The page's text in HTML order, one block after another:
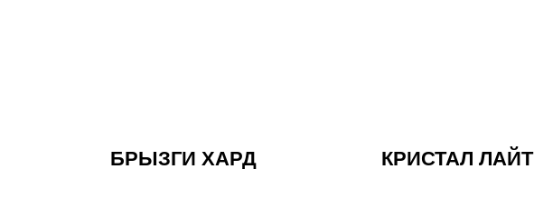
БРЫЗГИ ХАРД КРИСТАЛ ЛАЙТ